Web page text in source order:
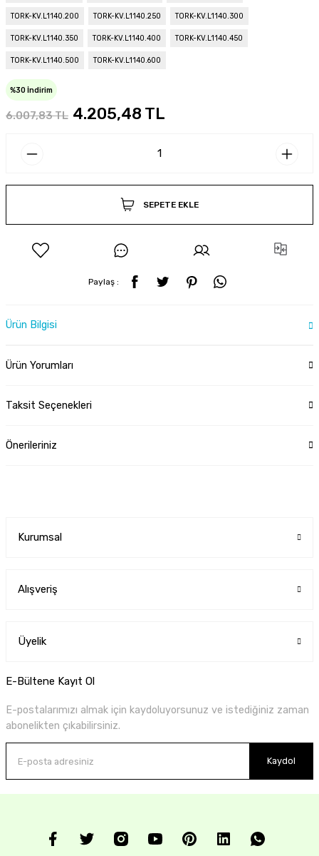
TORK-KV.L1140.200 TORK-KV.L1140.250 TORK-KV.L1140.300
TORK-KV.L1140.350 TORK-KV.L1140.400 TORK-KV.L1140.450
TORK-KV.L1140.500 TORK-KV.L1140.600
%30 İndirim
6.007,83 TL 4.205,48 TL
SEPETE EKLE
Paylaş :
Ürün Bilgisi
Ürün Yorumları
Taksit Seçenekleri
Önerileriniz
Kurumsal
Alışveriş
Üyelik
E-Bültene Kayıt Ol
E-postalarımızı almak için kaydoluyorsunuz ve istediğiniz zaman
abonelikten çıkabilirsiniz.
Kaydol